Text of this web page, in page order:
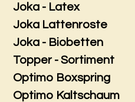
Joka - Latex
Joka Lattenroste
Joka - Biobetten
Topper - Sortiment
Optimo Boxspring
Optimo Kaltschaum